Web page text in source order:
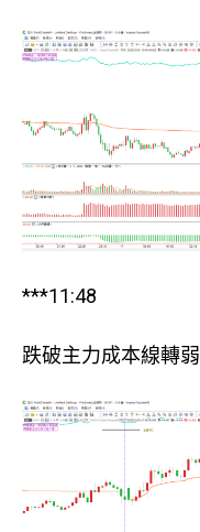
***11:48
跌破主力成本線轉弱